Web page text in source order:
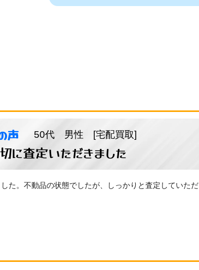
声 50代 男性 [宅配買取]
に査定いただきました
た。不動品の状態でしたが、しっかりと査定していた